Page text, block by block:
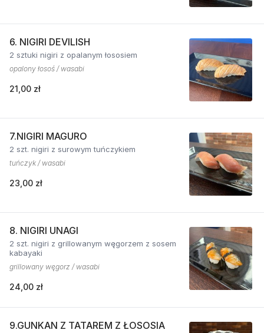
6. NIGIRI DEVILISH
2 sztuki nigiri z opalanym łososiem
opalony łosoś / wasabi
21,00 zł
7.NIGIRI MAGURO
2 szt. nigiri z surowym tuńczykiem
tuńczyk / wasabi
23,00 zł
8. NIGIRI UNAGI
2 szt. nigiri z grillowanym węgorzem z sosem
kabayaki
grillowany węgorz / wasabi
24,00 zł
9.GUNKAN Z TATAREM Z ŁOSOSIA